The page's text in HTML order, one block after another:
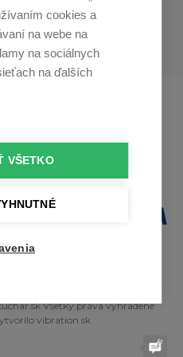
Všetky práva vyhradené
vibration.sk
cookies a
na webe na
na sociálnych
na ďalších
VŠETKO